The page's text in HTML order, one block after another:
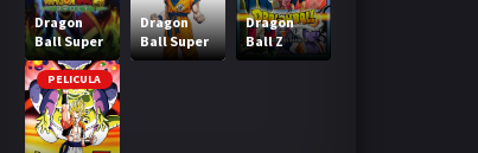
Dragon
Ball Super
Broly
Dragon
Ball Super
Super Hero
Dragon
Ball Z
Bardock El
PELICULA